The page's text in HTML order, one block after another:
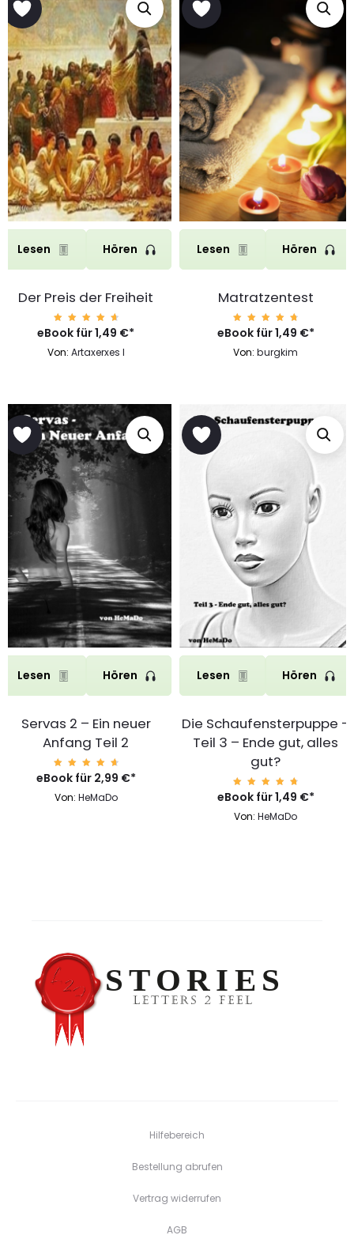
Lesen Hören
Der Preis der Freiheit
Bewert
et mit
von 5
eBook für1,49 €*
Von: Artaxerxes I
Lesen Hören
Matratzentest
Bewert
et mit
von 5
eBook für1,49 €*
Von:burgkim
Lesen Hören
Servas 2 – Ein neuer
Anfang Teil 2
Bewert
et mit
von 5
eBook für 2,99 €*
Von: HeMaDo
Lesen Hören
Die Schaufensterpuppe –
Teil 3 – Ende gut, alles
gut?
Bewert
et mit
von 5
eBook für1,49 €*
Von:HeMaDo
Hilfebereich
Bestellung abrufen
Vertrag widerrufen
AGB